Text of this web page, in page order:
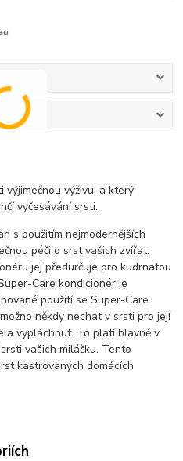
výživu, a který
vyčesávání srsti.
s použitím nejmodernějších
péči o srst vašich zvířat.
jej předurčuje pro kudrnatou
Care kondicionér je
použití se Super-Care
někdy nechat v srsti pro její
vypláchnut. To platí hlavně v
vašich miláčku. Tento
kastrovaných domácích